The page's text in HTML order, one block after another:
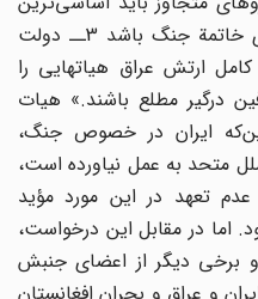
و اولین شرط آغاز هر تلاشی برای خاتمة جنگ باشد 3ــ دولت
ارتش عراق هیاتهایی را
درگیر مطلع باشند.» هیات
ایران در خصوص جنگ،
متحد به عمل نیاورده است،
تعهد در این مورد مؤید
در مقابل این درخواست،
برخی دیگر از اعضای جنبش